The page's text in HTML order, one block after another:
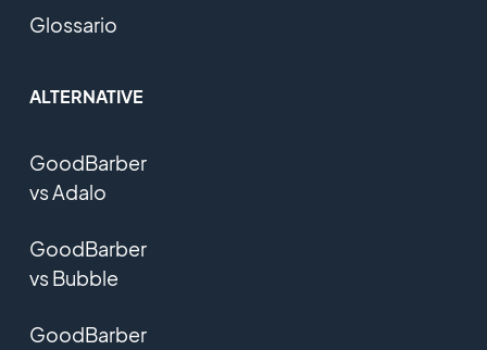
Glossario
ALTERNATIVE
GoodBarber
vs Adalo
GoodBarber
vs Bubble
GoodBarber